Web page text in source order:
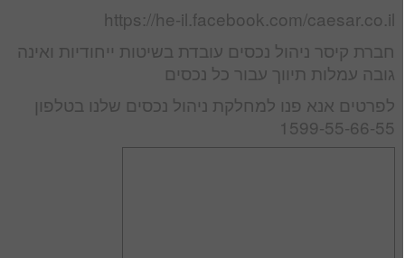
https://he-il.facebook.com/caesar.co.il
חברת קיסר ניהול נכסים עובדת בשיטות ייחודיות ואינה
גובה עמלות תיווך עבור כל נכסים
לפרטים אנא פנו למחלקת ניהול נכסים שלנו בטלפון
1599-55-66-55